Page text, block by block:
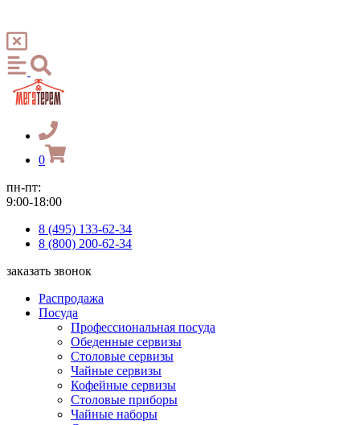
0
пн-пт:
9:00-18:00
8 (495) 133-62-34
8 (800) 200-62-34
заказать звонок
Распродажа
Посуда
Профессиональная посуда
Обеденные сервизы
Столовые сервизы
Чайные сервизы
Кофейные сервизы
Столовые приборы
Чайные наборы